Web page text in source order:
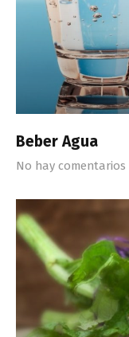
Beber Agua
No hay comentarios